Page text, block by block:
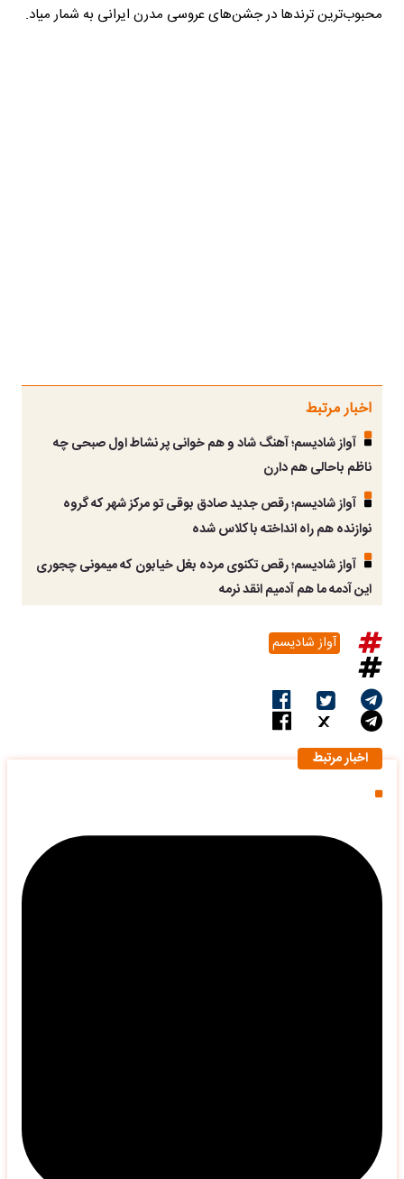
محبوب‌ترین ترندها در جشن‌های عروسی مدرن ایرانی به شمار میاد.
اخبار مرتبط
آواز شادیسم؛ آهنگ شاد و هم خوانی پر نشاط اول صبحی چه
ناظم باحالی هم دارن
آواز شادیسم؛ رقص جدید صادق بوقی تو مرکز شهر که گروه
نوازنده هم راه انداخته باکلاس شده
آواز شادیسم؛ رقص تکنوی مرده بغل خیابون که میمونی چجوری
این آدمه ما هم آدمیم انقد نرمه
آواز شادیسم
اخبار مرتبط